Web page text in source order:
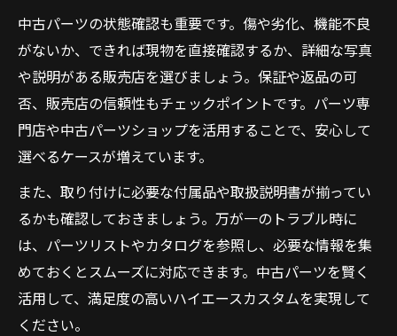
中古パーツの状態確認も重要です。傷や劣化、機能不良
がないか、できれば現物を直接確認するか、詳細な写真
や説明がある販売店を選びましょう。保証や返品の可
否、販売店の信頼性もチェックポイントです。パーツ専
門店や中古パーツショップを活用することで、安心して
選べるケースが増えています。
また、取り付けに必要な付属品や取扱説明書が揃ってい
るかも確認しておきましょう。万が一のトラブル時に
は、パーツリストやカタログを参照し、必要な情報を集
めておくとスムーズに対応できます。中古パーツを賢く
活用して、満足度の高いハイエースカスタムを実現して
ください。